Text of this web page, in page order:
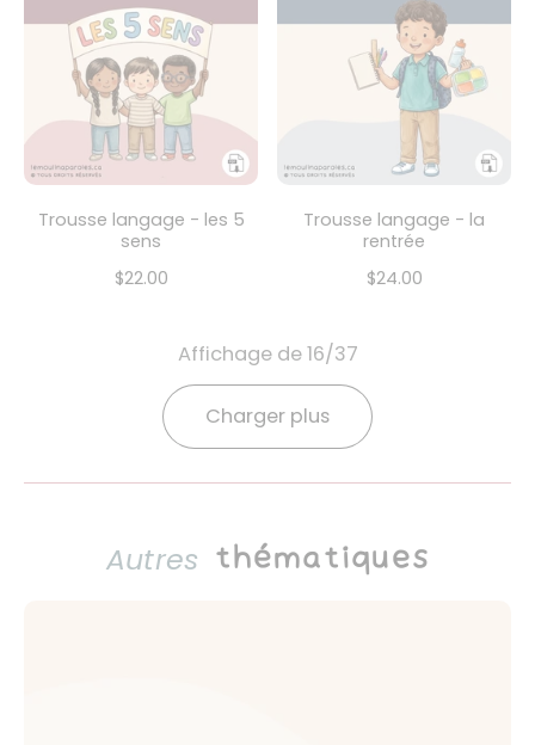
Trousse langage - les 5
sens
$22.00
Trousse langage - la
rentrée
$24.00
Affichage de 16/37
Charger plus
Autres thématiques